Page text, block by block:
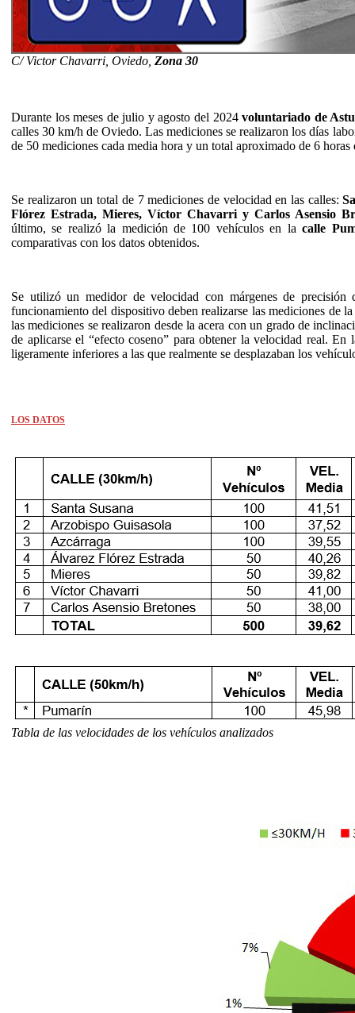
C/ Victor Chavarri, Oviedo, Zona 30
Durante los meses de julio y agosto del 2024voluntariado de
calles 30 km/h de Oviedo. Las mediciones se realizaron los días
de 50 mediciones cada media hora y un total aproximado de 6 horas
Se realizaron un total de 7 mediciones de velocidad en las calles:
Flórez Estrada, Mieres, Víctor Chavarri y Carlos Asensio
último, se realizó la medición de 100 vehículos en lacalle
comparativas con los datos obtenidos.
Se utilizó un medidor de velocidad con márgenes de
funcionamiento del dispositivo deben realizarse las mediciones de
las mediciones se realizaron desde la acera con un grado de
de aplicarse el “efecto coseno” para obtener la velocidad real. En
ligeramente inferiores a las que realmente se desplazaban los
LOS DATOS
Tabla de las velocidades de los vehículos analizados